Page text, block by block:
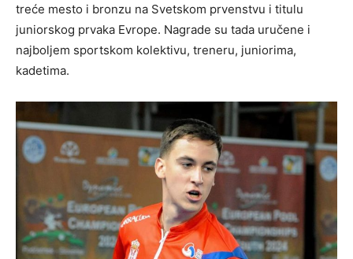
treće mesto i bronzu na Svetskom prvenstvu i titulu
juniorskog prvaka Evrope. Nagrade su tada uručene i
najboljem sportskom kolektivu, treneru, juniorima,
kadetima.